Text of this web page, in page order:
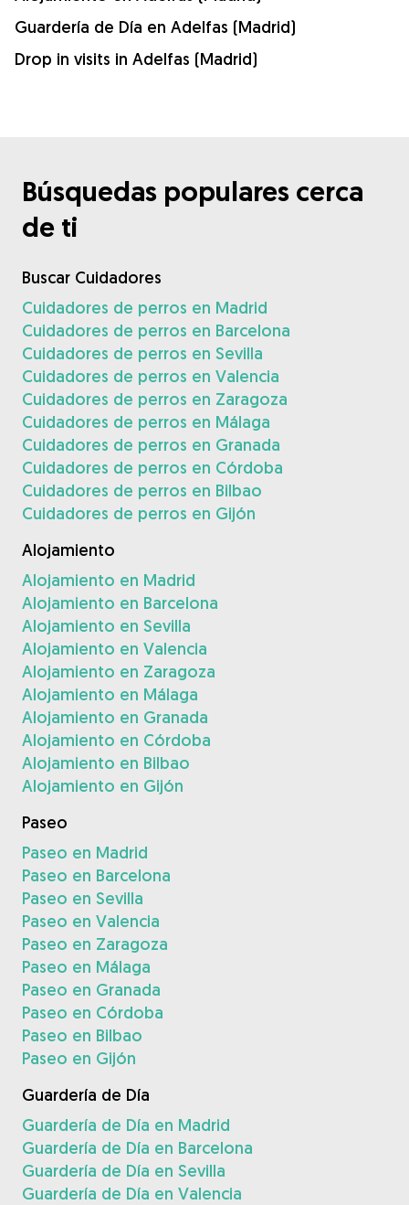
Guardería de Día en Adelfas (Madrid)
Drop in visits in Adelfas (Madrid)
Búsquedas populares cerca
de ti
Buscar Cuidadores
Cuidadores de perros en Madrid
Cuidadores de perros en Barcelona
Cuidadores de perros en Sevilla
Cuidadores de perros en Valencia
Cuidadores de perros en Zaragoza
Cuidadores de perros en Málaga
Cuidadores de perros en Granada
Cuidadores de perros en Córdoba
Cuidadores de perros en Bilbao
Cuidadores de perros en Gijón
Alojamiento
Alojamiento en Madrid
Alojamiento en Barcelona
Alojamiento en Sevilla
Alojamiento en Valencia
Alojamiento en Zaragoza
Alojamiento en Málaga
Alojamiento en Granada
Alojamiento en Córdoba
Alojamiento en Bilbao
Alojamiento en Gijón
Paseo
Paseo en Madrid
Paseo en Barcelona
Paseo en Sevilla
Paseo en Valencia
Paseo en Zaragoza
Paseo en Málaga
Paseo en Granada
Paseo en Córdoba
Paseo en Bilbao
Paseo en Gijón
Guardería de Día
Guardería de Día en Madrid
Guardería de Día en Barcelona
Guardería de Día en Sevilla
Guardería de Día en Valencia